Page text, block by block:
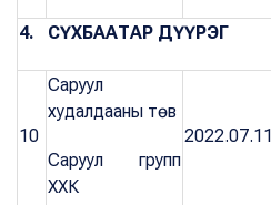
4. СҮХБААТАР ДҮҮРЭГ
10
Саруул
худалдааны төв
Саруул групп
ХХК
2022.07.11